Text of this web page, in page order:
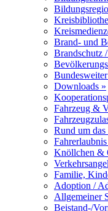
Brand- und
Brandschutz
Downloads »
Fahrzeug &
Rund um
Knöllchen &
Familie,
Adoption /
Allgemeiner
Beistand-/